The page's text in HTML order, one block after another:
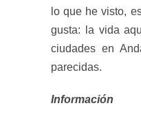
lo que he visto,
gusta: la vida
ciudades en
parecidas.
Información